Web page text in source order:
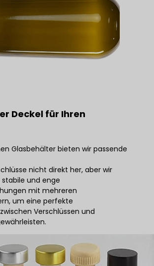
Deckel für Ihren
Glasbehälter bieten wir passende
nicht direkt her, aber wir
und enge
mit mehreren
um eine perfekte
Verschlüssen und